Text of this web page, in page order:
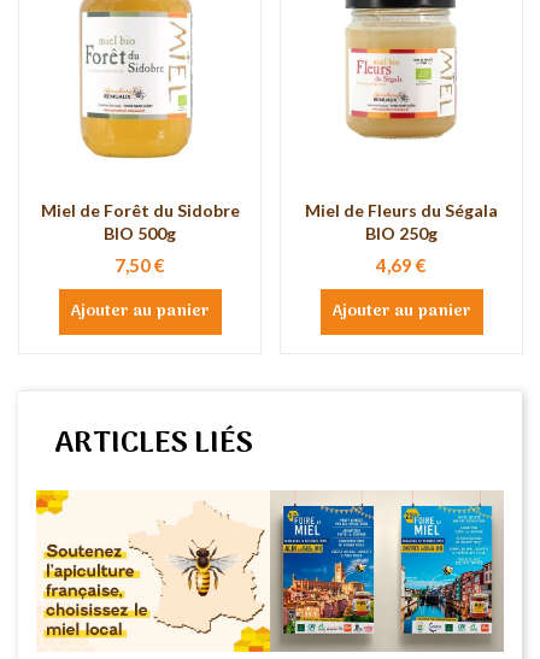
Miel de Forêt du Sidobre
BIO 500g
7,50 €
Ajouter au panier
Miel de Fleurs du Ségala
BIO 250g
4,69 €
Ajouter au panier
ARTICLES LIÉS